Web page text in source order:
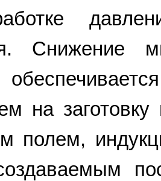
Снижение
на
полем,